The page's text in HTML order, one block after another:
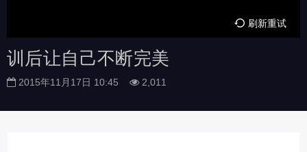
刷新重试
训后让自己不断完美
2015年11月17日 10:45 2,011